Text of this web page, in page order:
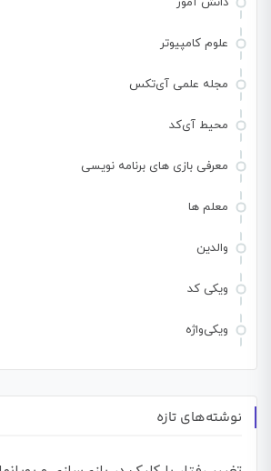
علوم کامپیوتر
مجله علمی آی‌تکس
محیط آی‌کد
معرفی بازی های برنامه نویسی
معلم ها
والدین
ویکی کد
ویکی‌واژه
نوشته‌های تازه